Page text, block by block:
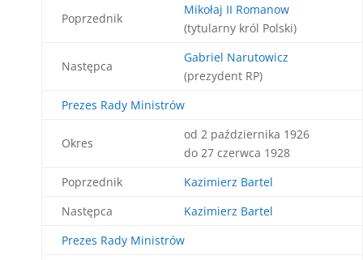
Poprzednik
Mikołaj II Romanow
(tytularny król Polski)
Następca
Gabriel Narutowicz
(prezydent RP)
Prezes Rady Ministrów
Okres
od 2 października 1926
do 27 czerwca 1928
Poprzednik
Kazimierz Bartel
Następca
Kazimierz Bartel
Prezes Rady Ministrów